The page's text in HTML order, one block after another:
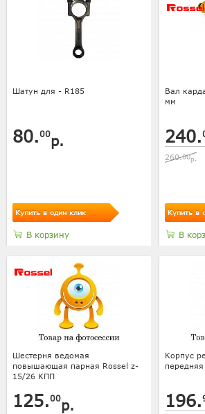
Шатун для - R185
80.00р.
Купить в один клик
В корзину
Вал
мм
240.
260.00р.
Купить в
В
Шестерня ведомая
повышающая парная Rossel z-
15/26 КПП
125.00р.
Корпус
передняя
196.